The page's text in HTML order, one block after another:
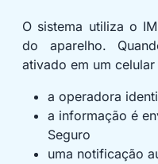
O sistema utiliza o
do aparelho.
ativado em um
a operadora
a informação é
Seguro
uma notificação